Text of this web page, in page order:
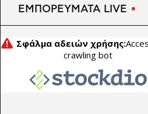
ΕΜΠΟΡΕΥΜΑΤΑ LIVE